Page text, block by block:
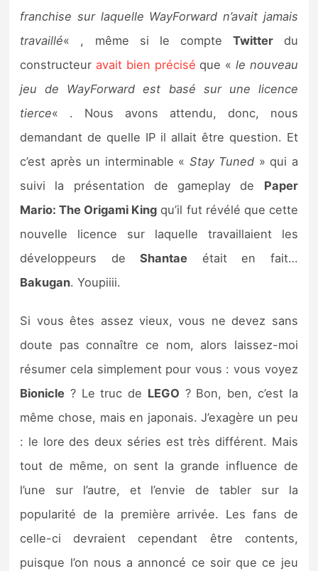
Précommandes
Précommandes jeux Switch 2
Sorties de jeux
Bons plans
Guides
franchise sur laquelle WayForward n’avait jamais
travaillé« , même si le compte Twitterdu
constructeuravait bien précisé que « le nouveau
jeu de WayForward est basé sur une licence
tierce« . Nous avons attendu, donc, nous
demandant de quelle IP il allait être question. Et
c’est après un interminable « Stay Tuned » qui a
suivi la présentation de gameplay de Paper
Mario: The Origami King qu’il fut révélé que cette
nouvelle licence sur laquelle travaillaient les
développeurs deShantae était en fait…
Bakugan. Youpiiii.
Si vous êtes assez vieux, vous ne devez sans
doute pas connaître ce nom, alors laissez-moi
résumer cela simplement pour vous : vous voyez
Bionicle ? Le truc de LEGO ? Bon, ben, c’est la
même chose, mais en japonais. J’exagère un peu
: le lore des deux séries est très différent. Mais
tout de même, on sent la grande influence de
l’une sur l’autre, et l’envie de tabler sur la
popularité de la première arrivée. Les fans de
celle-ci devraient cependant être contents,
puisque l’on nous a annoncé ce soir que ce jeu